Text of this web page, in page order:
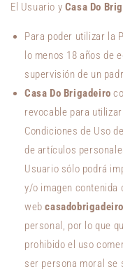
El Usuario y Casa Do
Para poder utilizar la
lo menos 18 años de
supervisión de un
Casa Do Brigadeiro
revocable para
Condiciones de Uso
de artículos
Usuario sólo podrá
y/o imagen contenida
web
personal, por lo que
prohibido el uso
ser persona moral se